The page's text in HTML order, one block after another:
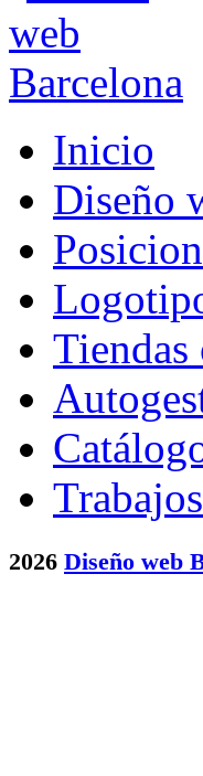
Inicio
Diseño
Trabajos
2026 Diseño web